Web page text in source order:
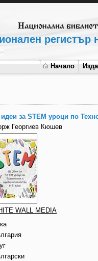
регистър
Начало
идеи за STEM уроци по
Георгиев Кюшев
WALL MEDIA